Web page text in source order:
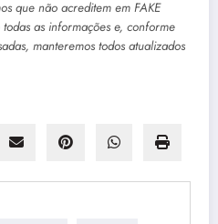
que não acreditem em FAKE
as informações e, conforme
manteremos todos atualizados